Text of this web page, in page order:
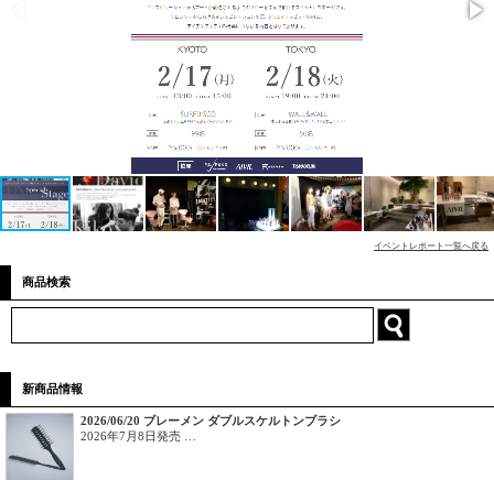
イベントレポート一覧へ戻る
商品検索
新商品情報
2026/06/20 ブレーメン ダブルスケルトンブラシ
2026年7月8日発売 …